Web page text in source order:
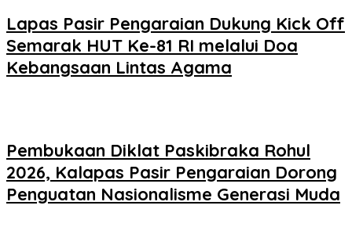
Lapas Pasir Pengaraian Dukung Kick Off
Semarak HUT Ke-81 RI melalui Doa
Kebangsaan Lintas Agama
Pembukaan Diklat Paskibraka Rohul
2026, Kalapas Pasir Pengaraian Dorong
Penguatan Nasionalisme Generasi Muda